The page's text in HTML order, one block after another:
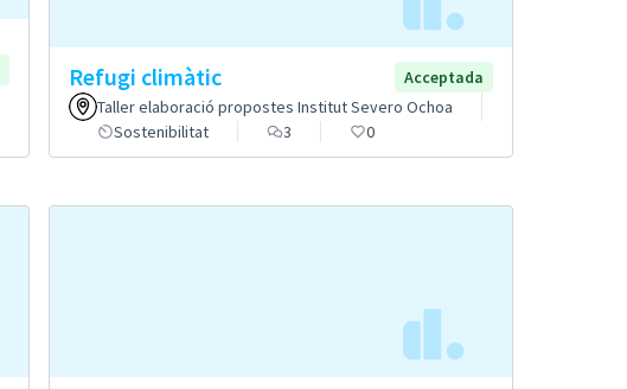
Refugi climàtic
Acceptada
Taller elaboració propostes Institut Severo Ochoa
Sostenibilitat
3 0